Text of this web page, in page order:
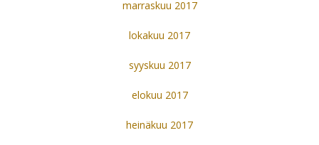
marraskuu 2017
lokakuu 2017
syyskuu 2017
elokuu 2017
heinäkuu 2017